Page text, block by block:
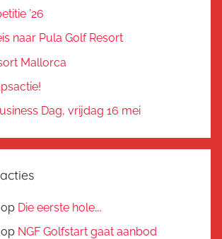
’26
naar Pula Golf Resort
Mallorca
Dag, vrijdag 16 mei
op Die eerste hole….
op NGF Golfstart gaat aanbod